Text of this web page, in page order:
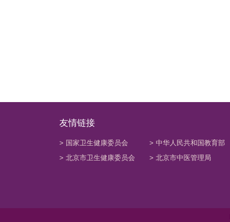
友情链接
> 国家卫生健康委员会 > 中华人民共和国教育部
> 北京市卫生健康委员会 > 北京市中医管理局